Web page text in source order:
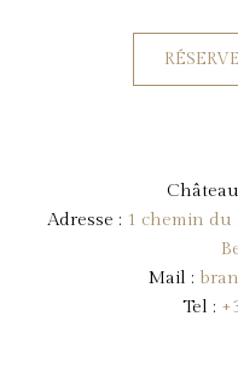
Adresse : 1 chemin du
Mail :
Tel :